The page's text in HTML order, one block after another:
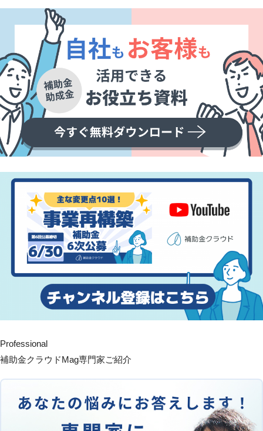
Professional
補助金クラウドMag専門家ご紹介